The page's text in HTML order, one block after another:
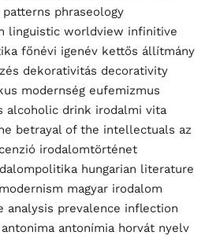
phraseology
linguistic worldview infinitive
főnévi igenév kettős állítmány
dekorativitás decorativity
modernség eufemizmus
alcoholic drink irodalmi vita
betrayal of the intellectuals az
irodalomtörténet
hungarian literature
magyar irodalom
analysis prevalence inflection
antonímia horvát nyelv